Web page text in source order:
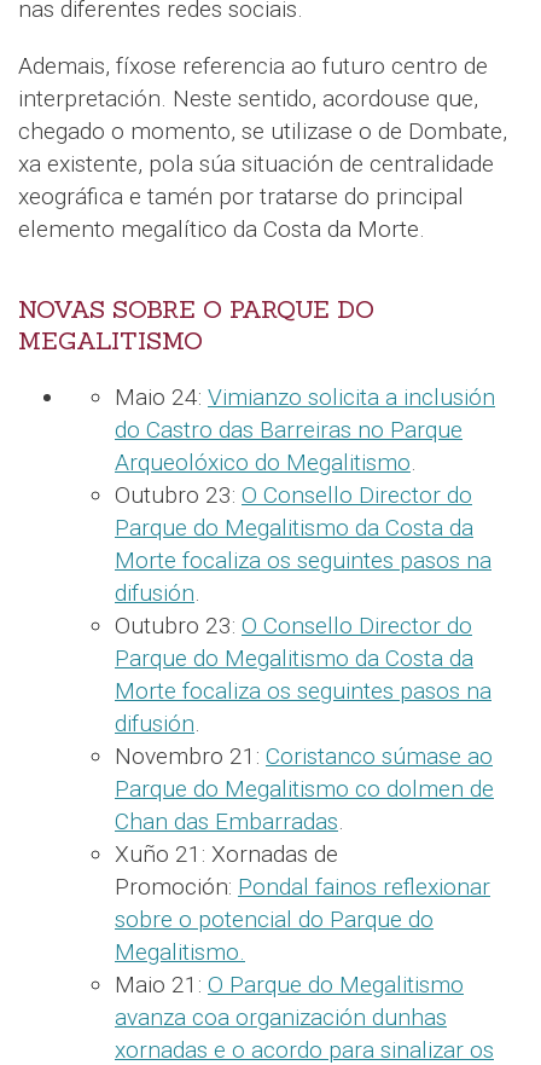
nas diferentes redes sociais.
Ademais, fíxose referencia ao futuro centro de
interpretación. Neste sentido, acordouse que,
chegado o momento, se utilizase o de Dombate,
xa existente, pola súa situación de centralidade
xeográfica e tamén por tratarse do principal
elemento megalítico da Costa da Morte.
NOVAS SOBRE O PARQUE DO
MEGALITISMO
Maio 24: Vimianzo solicita a inclusión
do Castro das Barreiras no Parque
Arqueolóxico do Megalitismo.
Outubro 23: O Consello Director do
Parque do Megalitismo da Costa da
Morte focaliza os seguintes pasos na
difusión.
Outubro 23: O Consello Director do
Parque do Megalitismo da Costa da
Morte focaliza os seguintes pasos na
difusión.
Novembro 21: Coristanco súmase ao
Parque do Megalitismo co dolmen de
Chan das Embarradas.
Xuño 21: Xornadas de
Promoción: Pondal fainos reflexionar
sobre o potencial do Parque do
Megalitismo.
Maio 21: O Parque do Megalitismo
avanza coa organización dunhas
xornadas e o acordo para sinalizar os